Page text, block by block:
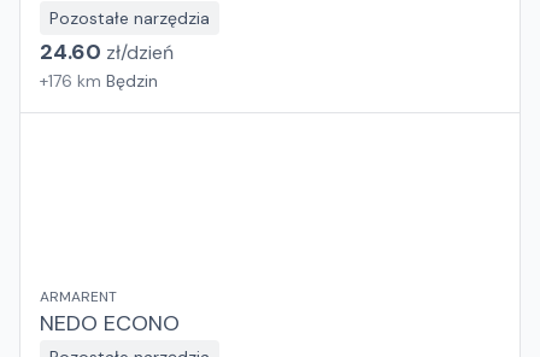
Pozostałe narzędzia
24.60 zł/dzień
+176 km Będzin
ARMARENT
NEDO ECONO